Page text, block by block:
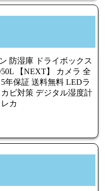
防湿庫 ドライボックス
【NEXT】 カメラ 全
年保証 送料無料 LEDラ
ビ対策 デジタル湿度計
カ